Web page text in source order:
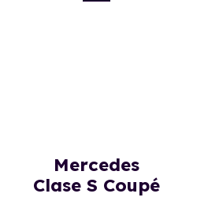
Mercedes
Clase S Coupé